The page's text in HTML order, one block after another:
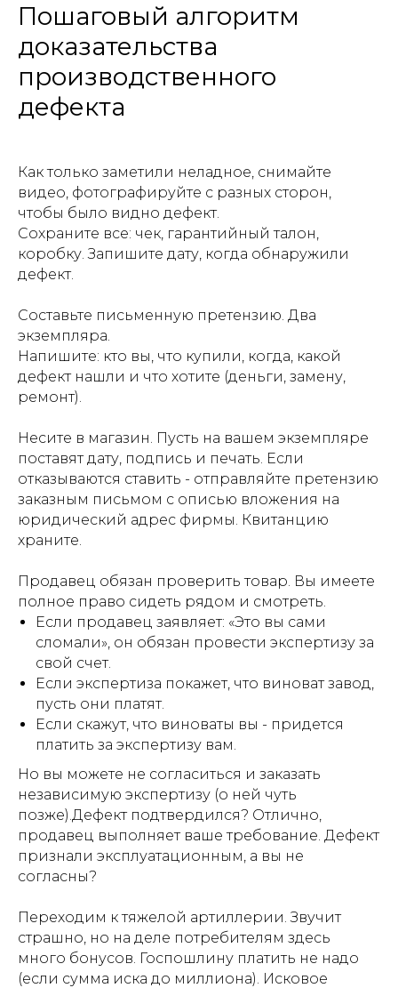
Пошаговый алгоритм
доказательства
производственного
дефекта
Как только заметили неладное, снимайте
видео, фотографируйте с разных сторон,
чтобы было видно дефект.
Сохраните все: чек, гарантийный талон,
коробку. Запишите дату, когда обнаружили
дефект.
Составьте письменную претензию. Два
экземпляра.
Напишите: кто вы, что купили, когда, какой
дефект нашли и что хотите (деньги, замену,
ремонт).
Несите в магазин. Пусть на вашем экземпляре
поставят дату, подпись и печать. Если
отказываются ставить - отправляйте претензию
заказным письмом с описью вложения на
юридический адрес фирмы. Квитанцию
храните.
Продавец обязан проверить товар. Вы имеете
полное право сидеть рядом и смотреть.
Если продавец заявляет: «Это вы сами
сломали», он обязан провести экспертизу за
свой счет.
Если экспертиза покажет, что виноват завод,
пусть они платят.
Если скажут, что виноваты вы - придется
платить за экспертизу вам.
Но вы можете не согласиться и заказать
независимую экспертизу (о ней чуть
позже).Дефект подтвердился? Отлично,
продавец выполняет ваше требование. Дефект
признали эксплуатационным, а вы не
согласны?
Переходим к тяжелой артиллерии. Звучит
страшно, но на деле потребителям здесь
много бонусов. Госпошлину платить не надо
(если сумма иска до миллиона). Исковое